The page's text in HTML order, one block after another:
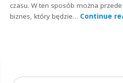
czasu. W ten sposób można
biznes, który będzie… Continue